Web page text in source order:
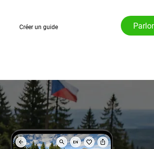
Créer un guide